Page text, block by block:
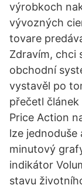
výrobkoch
vývozných
tovare
Zdravím, chci
obchodní
vystavěl po
přečetl
Price Action
lze jednoduše
minutový
indikátor
stavu